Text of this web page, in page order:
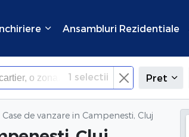
Ansambluri Rezidentiale
1 selectii Pret
Case de vanzare in Campenesti, Cluj